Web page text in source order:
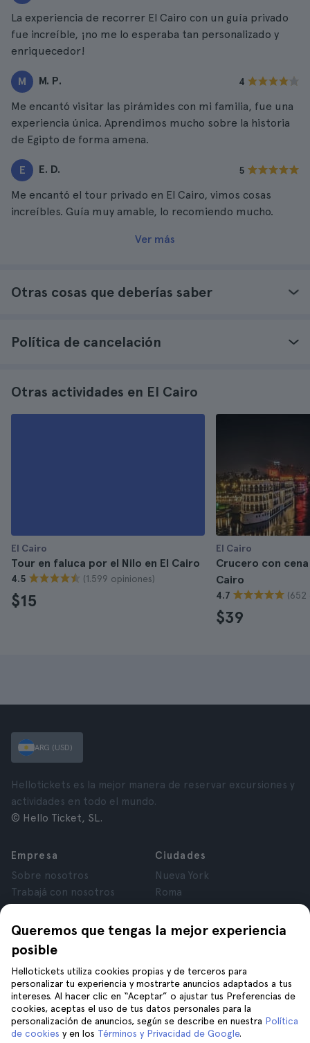
La experiencia de recorrer El Cairo con un guía privado
fue increíble, ¡no me lo esperaba tan personalizado y
enriquecedor!
M M. P. 4
Me encantó visitar las pirámides con mi familia, fue una
experiencia única. Aprendimos mucho sobre la historia
de Egipto de forma amena.
E E. D. 5
Me encantó el tour privado en El Cairo, vimos cosas
increíbles. Guía muy amable, lo recomiendo mucho.
Ver más
Otras cosas que deberías saber
Política de cancelación
Otras actividades en El Cairo
El Cairo
Tour en faluca por el Nilo en El Cairo
4.5 (1.599 opiniones)
$15
El Cairo
Crucero con
Cairo
4.7 (652
$39
Queremos que tengas la mejor experiencia
posible
Hellotickets utiliza cookies propias y de terceros para
personalizar tu experiencia y mostrarte anuncios adaptados a tus
intereses. Al hacer clic en “Aceptar” o ajustar tus Preferencias de
cookies, aceptas el uso de tus datos personales para la
personalización de anuncios, según se describe en nuestra Política
de cookies y en los Términos y Privacidad de Google.
ARG (USD)
Hellotickets es la mejor manera de reservar excursiones y
actividades en todo el mundo.
© Hello Ticket, SL.
Empresa
Sobre nosotros
Trabajá con nosotros
Opiniones
Privacidad
Términos y Condiciones
Aviso Legal
Cookies
Ciudades
Nueva York
Roma
Londres
Granada
Tenerife
Ayuda Unite a nosotros en